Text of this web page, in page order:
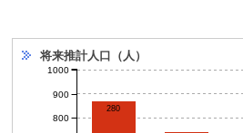
将来推計人口（人）
280
800
900
1000